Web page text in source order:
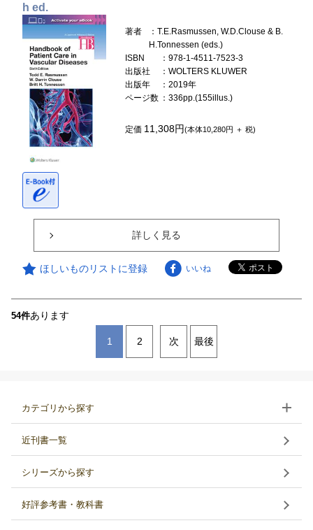
h ed.
著者
：T.E.Rasmussen, W.D.Clouse & B.
H.Tonnessen (eds.)
ISBN
：978-1-4511-7523-3
出版社
：WOLTERS KLUWER
出版年
：2019年
ページ数 ：336pp.(155illus.)
定価 11,308円(本体10,280円 ＋ 税)
詳しく見る
ほしいものリストに登録 いいね
54件あります
1 2 次 最後
カテゴリから探す
近刊書一覧
シリーズから探す
好評参考書・教科書